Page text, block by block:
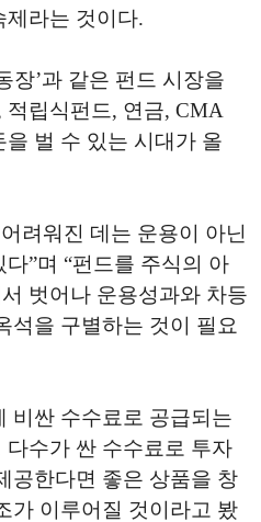
제라는 것이다.
장’과 같은 펀드 시장을
립식펀드, 연금, CMA
벌 수 있는 시대가 올
려워진 데는 운용이 아닌
”며 “펀드를 주식의 아
벗어나 운용성과와 차등
석을 구별하는 것이 필요
비싼 수수료로 공급되는
수가 싼 수수료로 투자
공한다면 좋은 상품을 창
가 이루어질 것이라고 봤